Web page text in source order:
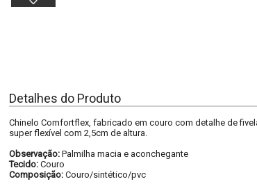
Detalhes do Produto
Chinelo Comfortflex, fabricado em couro com detalhe de
super flexível com 2,5cm de altura.
Observação: Palmilha macia e aconchegante
Tecido: Couro
Composição: Couro/sintético/pvc